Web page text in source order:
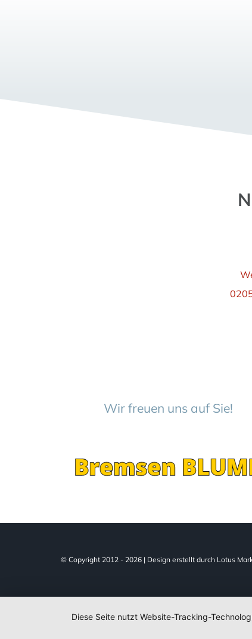
Wir freuen uns auf Sie!
© Copyright 2012 - 2026 | Design erstellt durch Lotus
Diese Seite nutzt Website-Tracking-